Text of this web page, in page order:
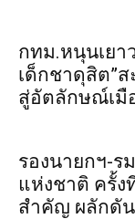
กทม.หนุนเยา
เด็กชาดุสิต”
สู่อัตลักษณ์เมื
รองนายกฯ-ร
แห่งชาติ ครั้ง
สำคัญ ผลักดัน